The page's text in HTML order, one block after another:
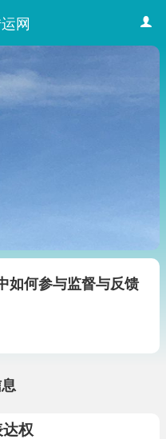
网
如何参与监督与反馈
权